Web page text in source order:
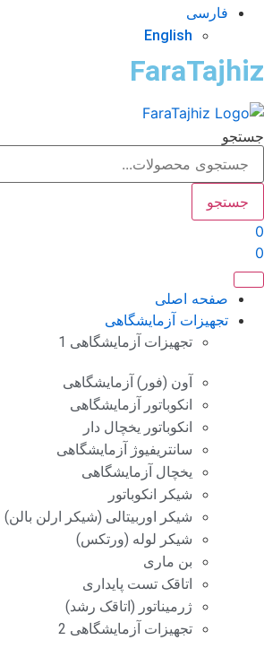
فارسی
English
جستجو
صفحه اصلی
تجهیزات آزمایشگاهی
تجهیزات آزمایشگاهی 1
آون (فور) آزمایشگاهی
انکوباتور آزمایشگاهی
انکوباتور یخچال دار
سانتریفیوژ آزمایشگاهی
یخچال آزمایشگاهی
شیکر انکوباتور
شیکر اوربیتالی (شیکر ارلن بالن)
شیکر لوله (ورتکس)
بن ماری
اتاقک تست پایداری
ژرمیناتور (اتاقک رشد)
تجهیزات آزمایشگاهی 2